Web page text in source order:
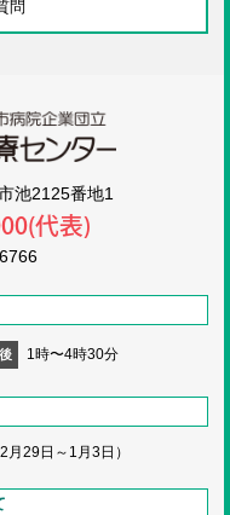
問
池2125番地1
代表)
1時〜4時30分
月29日～1月3日）